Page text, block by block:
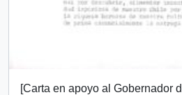
[Carta en apoyo al Gobernador